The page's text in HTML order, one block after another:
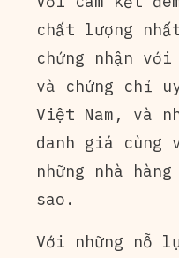
chất lượng
chứng nhận
và chứng chỉ
Việt Nam, và
danh giá
những nhà
sao.
Với những nỗ